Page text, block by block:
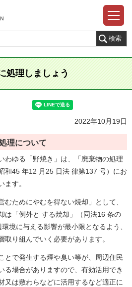
処理しましょう
2022年10月19日
理について
ゆる「野焼き」は、「廃棄物の処理
和45 年12 月25 日法 律第137 号）にお
ます。
ためにやむを得ない焼却」として、
は「例外と する焼却」（同法16 条の
境に与える影響が最小限となるよう、
取り組んでいく必要があります。
で発生する煙や臭い等が、周辺住民
る場合がありますので、有効活用でき
又は敷わらなどに活用するなど適正に